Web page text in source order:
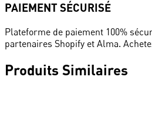
PAIEMENT SÉCURISÉ
Plateforme de paiement 100%
partenaires Shopify et Alma.
Produits Similaires